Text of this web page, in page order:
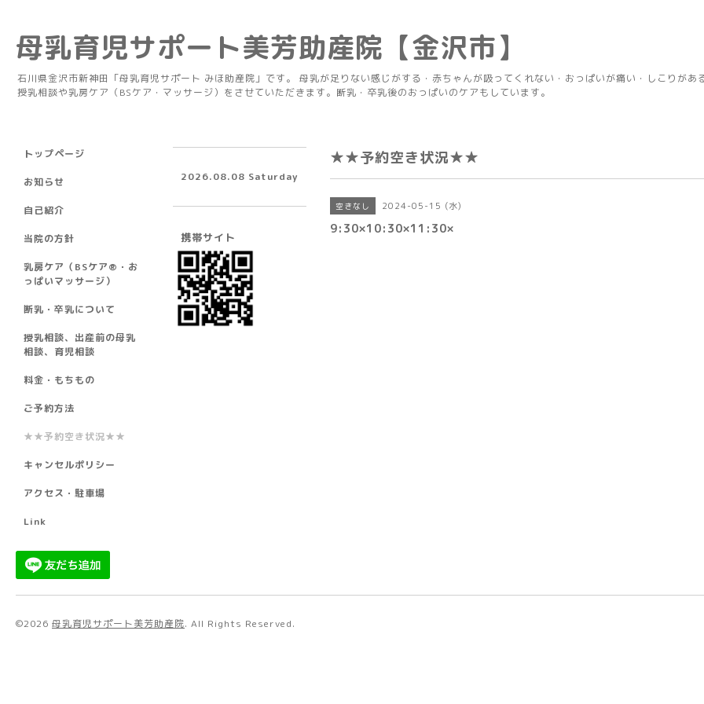
母乳育児サポート美芳助産院【金沢市】
石川県金沢市新神田「母乳育児サポート みほ助産院」です。 母乳が足りない感じがする・赤ちゃんが吸ってくれない・おっぱいが痛い・しこりがあ
授乳相談や乳房ケア（BSケア・マッサージ）をさせていただきます。断乳・卒乳後のおっぱいのケアもしています。
★★予約空き状況★★
空きなし 2024-05-15 (水)
9:30×10:30×11:30×
トップページ
お知らせ
自己紹介
当院の方針
乳房ケア（BSケア®︎・お
っぱいマッサージ）
断乳・卒乳について
授乳相談、出産前の母乳
相談、育児相談
料金・もちもの
ご予約方法
★★予約空き状況★★
キャンセルポリシー
アクセス・駐車場
Link
2026.08.08 Saturday
携帯サイト
©2026 母乳育児サポート美芳助産院. All Rights Reserved.